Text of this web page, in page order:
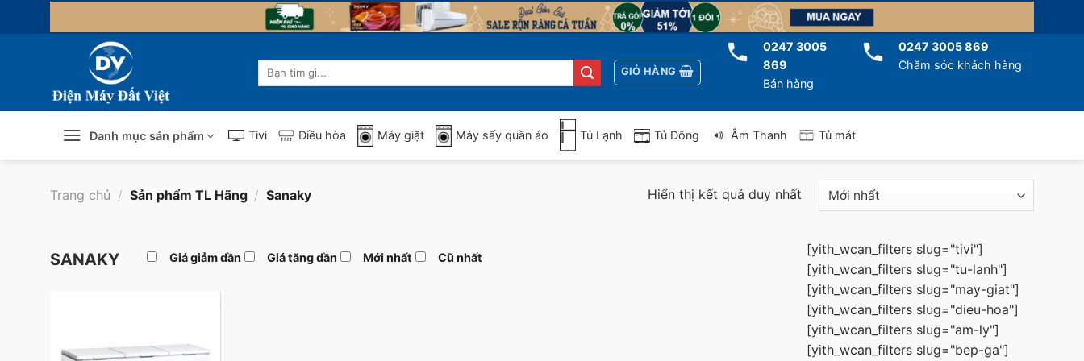
Tìm
kiếm:
GIỎ HÀNG
0247 3005
869
Bán hàng
0247 3005 869
Chăm sóc khách hàng
Danh mục sản phẩm Tivi Điều hòa Máy giặt Máy sấy quần áo Tủ Lạnh Tủ Đông Âm Thanh Tủ mát
Trang chủ / Sản phẩm TL Hãng / Sanaky Hiển thị kết quả duy nhất
SANAKY Giá giảm dần Giá tăng dần Mới nhất Cũ nhất
[yith_wcan_filters slug="tivi"]
[yith_wcan_filters slug="tu-lanh"]
[yith_wcan_filters slug="may-giat"]
[yith_wcan_filters slug="dieu-hoa"]
[yith_wcan_filters slug="am-ly"]
[yith_wcan_filters slug="bep-ga"]